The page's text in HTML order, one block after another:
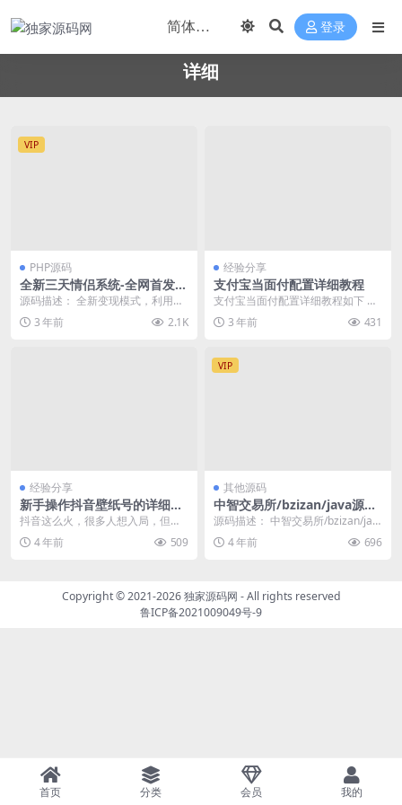
登录
详细
VIP
PHP源码
全新三天情侣系统-全网首发附
带详细搭建教程-小白也能轻松
源码描述： 全新变现模式，利用三
天情侣系统加上想要脱单的冲动，
这套系统可谓是将其...
3 年前 2.1K
经验分享
支付宝当面付配置详细教程
支付宝当面付配置详细教程如下 新
版支付宝接口改用了RSA2的密钥。
操作以下步骤之...
3 年前 431
经验分享
新手操作抖音壁纸号的详细流
程
抖音这么火，很多人想入局，但是
基础不行，没有拍摄、剪辑、文案
等能力，没关系，本文...
4 年前 509
VIP
其他源码
中智交易所/bzizan/java源码/
带详细说明
源码描述： 中智交易所/bzizan/jav
a源码/带详细说明 东西是完整了，
j... 4 年前 696
Copyright © 2021-2026独家源码网 - All rights reserved
鲁ICP备2021009049号-9
首页 分类 会员 我的